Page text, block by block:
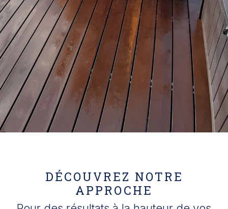
DÉCOUVREZ NOTRE
APPROCHE